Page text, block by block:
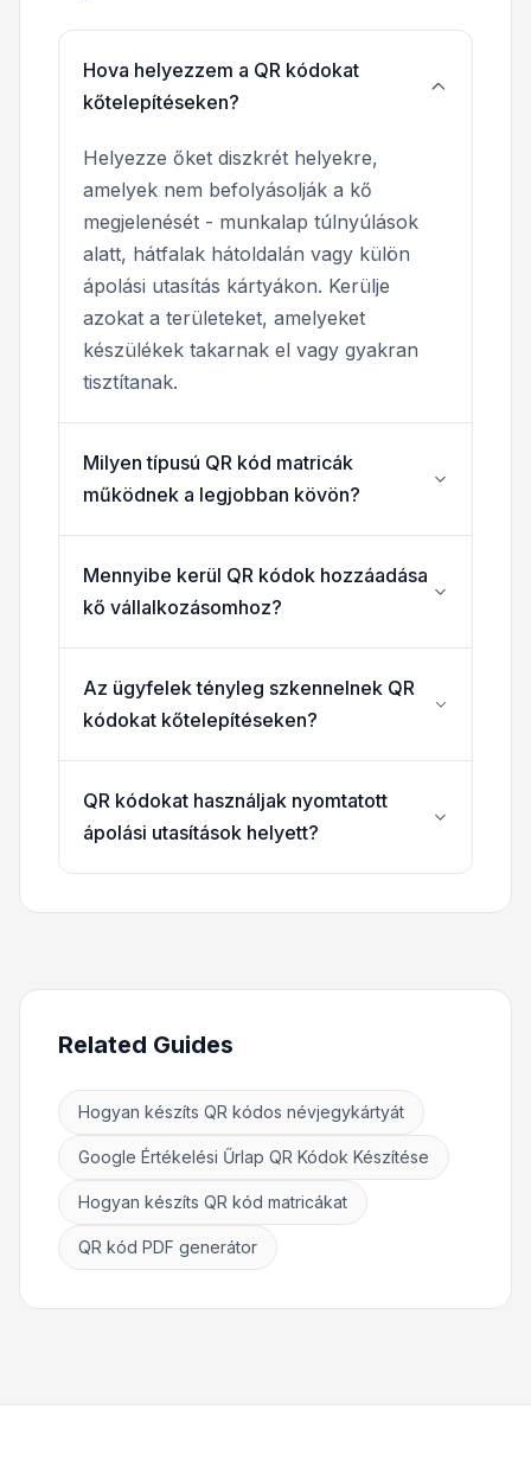
Hova helyezzem a QR kódokat
kőtelepítéseken?
Helyezze őket diszkrét helyekre,
amelyek nem befolyásolják a kő
megjelenését - munkalap túlnyúlások
alatt, hátfalak hátoldalán vagy külön
ápolási utasítás kártyákon. Kerülje
azokat a területeket, amelyeket
készülékek takarnak el vagy gyakran
tisztítanak.
Milyen típusú QR kód matricák
működnek a legjobban kövön?
Mennyibe kerül QR kódok hozzáadása
kő vállalkozásomhoz?
Az ügyfelek tényleg szkennelnek QR
kódokat kőtelepítéseken?
QR kódokat használjak nyomtatott
ápolási utasítások helyett?
Related Guides
Hogyan készíts QR kódos névjegykártyát
Google Értékelési Űrlap QR Kódok Készítése
Hogyan készíts QR kód matricákat
QR kód PDF generátor